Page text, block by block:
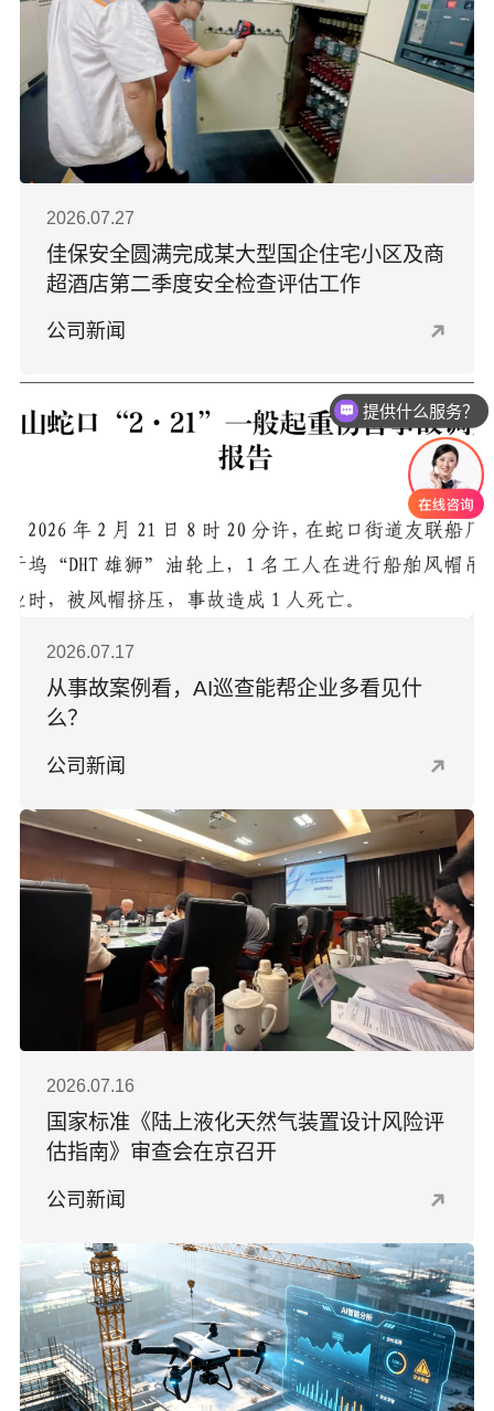
2026.07.27
佳保安全圆满完成某大型国企住宅小区及商
超酒店第二季度安全检查评估工作
公司新闻
2026.07.17
从事故案例看，AI巡查能帮企业多看见什
么？
公司新闻
2026.07.16
国家标准《陆上液化天然气装置设计风险评
估指南》审查会在京召开
公司新闻
提供什么服务？